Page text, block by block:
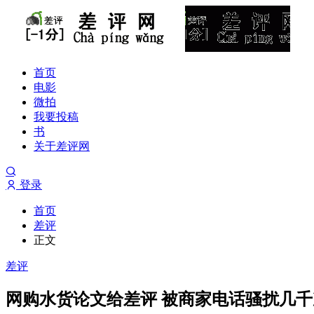
首页
电影
微拍
我要投稿
书
关于差评网
登录
首页
差评
正文
差评
网购水货论文给差评 被商家电话骚扰几